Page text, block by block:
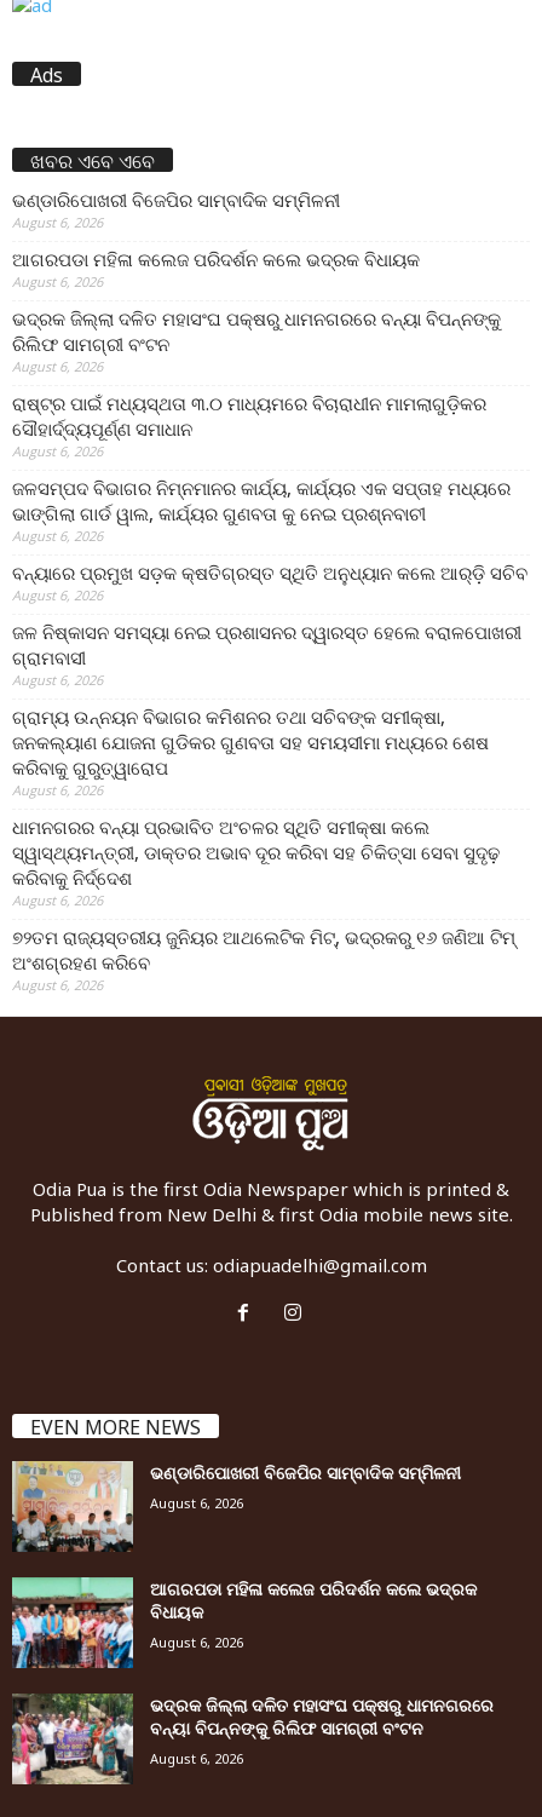
Ads
ଖବର ଏବେ ଏବେ
ଭଣ୍ଡାରିପୋଖରୀ ବିଜେପିର ସାମ୍ବାଦିକ ସମ୍ମିଳନୀ
August 6, 2026
ଆଗରପଡା ମହିଳା କଲେଜ ପରିଦର୍ଶନ କଲେ ଭଦ୍ରକ ବିଧାୟକ
August 6, 2026
ଭଦ୍ରକ ଜିଲ୍ଲା ଦଳିତ ମହାସଂଘ ପକ୍ଷରୁ ଧାମନଗରରେ ବନ୍ୟା ବିପନ୍ନଙ୍କୁ
ରିଲିଫ ସାମଗ୍ରୀ ବଂଟନ
August 6, 2026
ରାଷ୍ଟ୍ର ପାଇଁ ମଧ୍ୟସ୍ଥତା ୩.୦ ମାଧ୍ୟମରେ ବିଚାରାଧୀନ ମାମଲାଗୁଡ଼ିକର
ସୌହାର୍ଦ୍ଦ୍ୟପୂର୍ଣ୍ଣ ସମାଧାନ
August 6, 2026
ଜଳସମ୍ପଦ ବିଭାଗର ନିମ୍ନମାନର କାର୍ଯ୍ୟ, କାର୍ଯ୍ୟର ଏକ ସପ୍ତାହ ମଧ୍ୟରେ
ଭାଙ୍ଗିଲା ଗାର୍ଡ ୱାଲ, କାର୍ଯ୍ୟର ଗୁଣବତା କୁ ନେଇ ପ୍ରଶ୍ନବାଚୀ
August 6, 2026
ବନ୍ୟାରେ ପ୍ରମୁଖ ସଡ଼କ କ୍ଷତିଗ୍ରସ୍ତ ସ୍ଥିତି ଅନୁଧ୍ୟାନ କଲେ ଆର୍‌ଡ଼ି ସଚିବ
August 6, 2026
ଜଳ ନିଷ୍କାସନ ସମସ୍ୟା ନେଇ ପ୍ରଶାସନର ଦ୍ୱାରସ୍ତ ହେଲେ ବରାଳପୋଖରୀ
ଗ୍ରାମବାସୀ
August 6, 2026
ଗ୍ରାମ୍ୟ ଉନ୍ନୟନ ବିଭାଗର କମିଶନର ତଥା ସଚିବଙ୍କ ସମୀକ୍ଷା,
ଜନକଲ୍ୟାଣ ଯୋଜନା ଗୁଡିକର ଗୁଣବତା ସହ ସମୟସୀମା ମଧ୍ୟରେ ଶେଷ
କରିବାକୁ ଗୁରୁତ୍ୱାରୋପ
August 6, 2026
ଧାମନଗରର ବନ୍ୟା ପ୍ରଭାବିତ ଅଂଚଳର ସ୍ଥିତି ସମୀକ୍ଷା କଲେ
ସ୍ୱାସ୍ଥ୍ୟମନ୍ତ୍ରୀ, ଡାକ୍ତର ଅଭାବ ଦୂର କରିବା ସହ ଚିକିତ୍ସା ସେବା ସୁଦୃଢ଼
କରିବାକୁ ନିର୍ଦ୍ଦେଶ
August 6, 2026
୭୨ତମ ରାଜ୍ୟସ୍ତରୀୟ ଜୁନିୟର ଆଥଲେଟିକ ମିଟ୍‌, ଭଦ୍ରକରୁ ୧୬ ଜଣିଆ ଟିମ୍
ଅଂଶଗ୍ରହଣ କରିବେ
August 6, 2026
Odia Pua is the first Odia Newspaper which is printed &
Published from New Delhi & first Odia mobile news site.
Contact us: odiapuadelhi@gmail.com
EVEN MORE NEWS
ଭଣ୍ଡାରିପୋଖରୀ ବିଜେପିର ସାମ୍ବାଦିକ ସମ୍ମିଳନୀ
August 6, 2026
ଆଗରପଡା ମହିଳା କଲେଜ ପରିଦର୍ଶନ କଲେ ଭଦ୍ରକ
ବିଧାୟକ
August 6, 2026
ଭଦ୍ରକ ଜିଲ୍ଲା ଦଳିତ ମହାସଂଘ ପକ୍ଷରୁ ଧାମନଗରରେ
ବନ୍ୟା ବିପନ୍ନଙ୍କୁ ରିଲିଫ ସାମଗ୍ରୀ ବଂଟନ
August 6, 2026